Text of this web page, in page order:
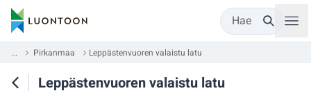
Hae
... Pirkanmaa Leppästenvuoren valaistu latu
Leppästenvuoren valaistu latu